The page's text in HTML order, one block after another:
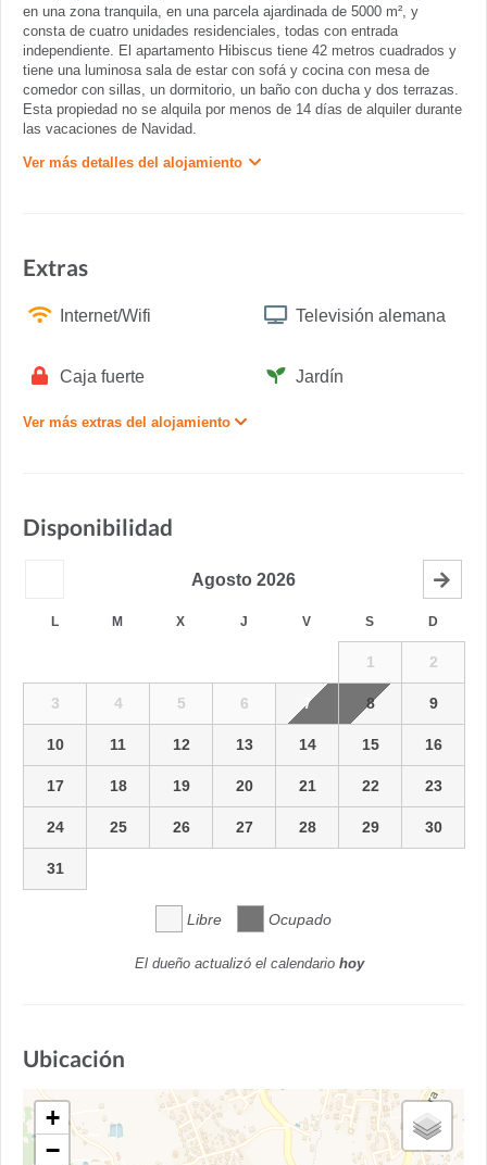
en una zona tranquila, en una parcela ajardinada de 5000 m², y
consta de cuatro unidades residenciales, todas con entrada
independiente. El apartamento Hibiscus tiene 42 metros cuadrados y
tiene una luminosa sala de estar con sofá y cocina con mesa de
comedor con sillas, un dormitorio, un baño con ducha y dos terrazas.
Esta propiedad no se alquila por menos de 14 días de alquiler durante
las vacaciones de Navidad.
Ver más detalles del alojamiento
Extras
Internet/Wifi Televisión alemana
Caja fuerte Jardín
Ver más extras del alojamiento
Disponibilidad
Agosto 2026
L M X J V S D
1 2
3 4 5 6 7 8 9
10 11 12 13 14 15 16
17 18 19 20 21 22 23
24 25 26 27 28 29 30
31
Libre Ocupado
El dueño actualizó el calendario hoy
Ubicación
+
−